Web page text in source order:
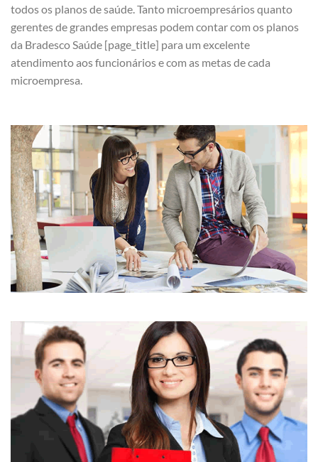
todos os planos de saúde. Tanto microempresários quanto
gerentes de grandes empresas podem contar com os planos
da Bradesco Saúde [page_title] para um excelente
atendimento aos funcionários e com as metas de cada
microempresa.